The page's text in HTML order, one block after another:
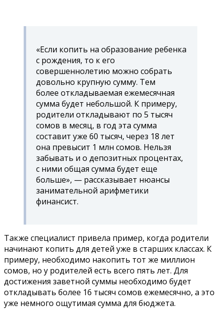
«Если копить на образование ребенка
с рождения, то к его
совершеннолетию можно собрать
довольно крупную сумму. Тем
более откладываемая ежемесячная
сумма будет небольшой. К примеру,
родители откладывают по 5 тысяч
сомов в месяц, в год эта сумма
составит уже 60 тысяч, через 18 лет
она превысит 1 млн сомов. Нельзя
забывать и о депозитных процентах,
с ними общая сумма будет еще
больше», — рассказывает нюансы
занимательной арифметики
финансист.
Также специалист привела пример, когда родители
начинают копить для детей уже в старших классах. К
примеру, необходимо накопить тот же миллион
сомов, но у родителей есть всего пять лет. Для
достижения заветной суммы необходимо будет
откладывать более 16 тысяч сомов ежемесячно, а это
уже немного ощутимая сумма для бюджета.